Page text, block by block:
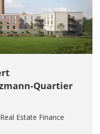
Quartier
Estate Finance